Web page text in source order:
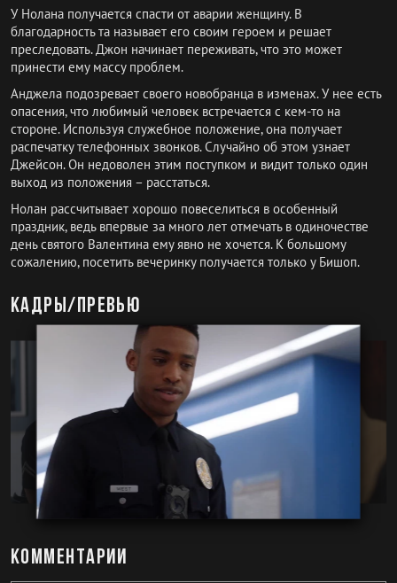
У Нолана получается спасти от аварии женщину. В
благодарность та называет его своим героем и решает
преследовать. Джон начинает переживать, что это может
принести ему массу проблем.
Анджела подозревает своего новобранца в изменах. У нее есть
опасения, что любимый человек встречается с кем-то на
стороне. Используя служебное положение, она получает
распечатку телефонных звонков. Случайно об этом узнает
Джейсон. Он недоволен этим поступком и видит только один
выход из положения – расстаться.
Нолан рассчитывает хорошо повеселиться в особенный
праздник, ведь впервые за много лет отмечать в одиночестве
день святого Валентина ему явно не хочется. К большому
сожалению, посетить вечеринку получается только у Бишоп.
Кадры/превью
Комментарии